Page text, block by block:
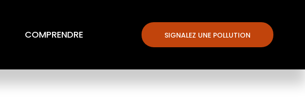
COMPRENDRE SIGNALEZ UNE POLLUTION